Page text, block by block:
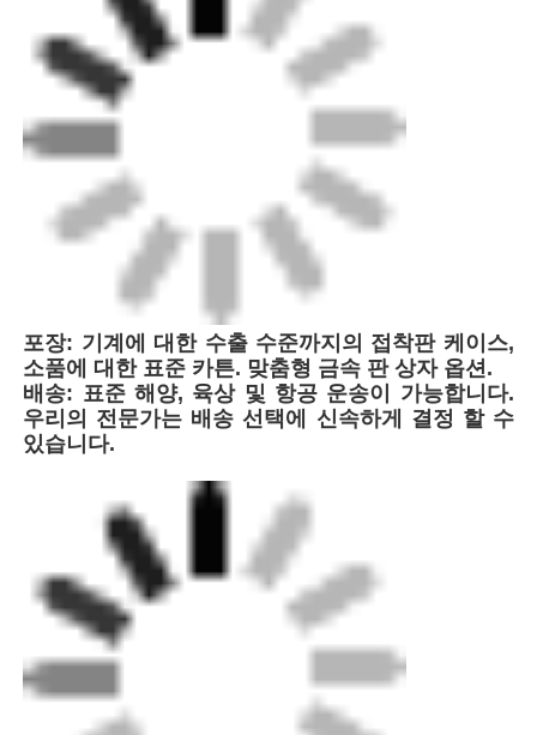
포장: 기계에 대한 수출 수준까지의 접착판 케이스,
소품에 대한 표준 카튼. 맞춤형 금속 판 상자 옵션.
배송: 표준 해양, 육상 및 항공 운송이 가능합니다.
우리의 전문가는 배송 선택에 신속하게 결정 할 수